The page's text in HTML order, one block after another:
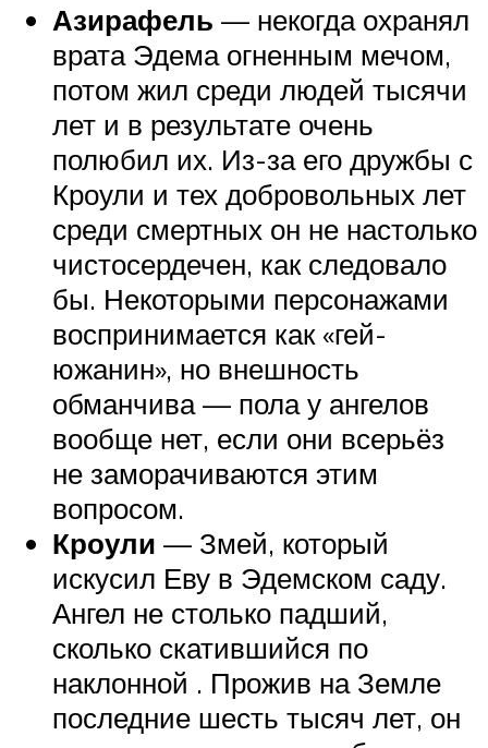
Азирафель — некогда охранял
врата Эдема огненным мечом,
потом жил среди людей тысячи
лет и в результате очень
полюбил их. Из-за его дружбы с
Кроули и тех добровольных лет
среди смертных он не настолько
чистосердечен, как следовало
бы. Некоторыми персонажами
воспринимается как «гей-
южанин», но внешность
обманчива — пола у ангелов
вообще нет, если они всерьёз
не заморачиваются этим
вопросом.
Кроули — Змей, который
искусил Еву в Эдемском саду.
Ангел не столько падший,
сколько скатившийся по
наклонной . Прожив на Земле
последние шесть тысяч лет, он